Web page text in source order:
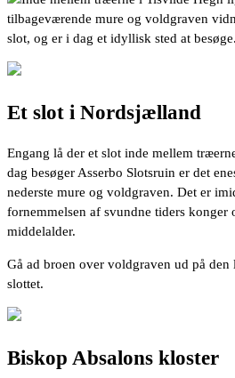
tilbageværende mure og voldgraven
slot, og er i dag et idyllisk sted at besøge.
Et slot i Nordsjælland
Engang lå der et slot inde mellem
dag besøger Asserbo Slotsruin er det
nederste mure og voldgraven. Det er
fornemmelsen af svundne tiders konger
middelalder.
Gå ad broen over voldgraven ud på
slottet.
Biskop Absalons kloster